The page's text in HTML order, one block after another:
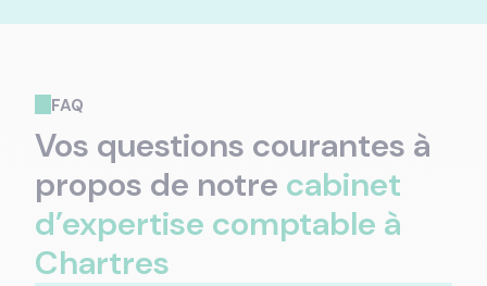
FAQ
Vos questions courantes à
propos de notre cabinet
d’expertise comptable à
Chartres